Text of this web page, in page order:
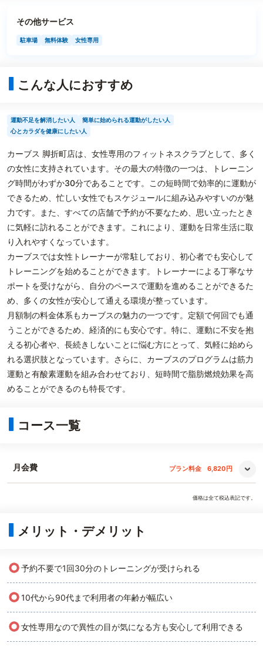
その他サービス
駐車場 無料体験 女性専用
こんな人におすすめ
運動不足を解消したい人
簡単に始められる運動がしたい人
心とカラダを健康にしたい人
カーブス 脚折町店は、女性専用のフィットネスクラブとして、多く
の女性に支持されています。その最大の特徴の一つは、トレーニン
グ時間がわずか30分であることです。この短時間で効率的に運動が
できるため、忙しい女性でもスケジュールに組み込みやすいのが魅
力です。また、すべての店舗で予約が不要なため、思い立ったとき
に気軽に訪れることができます。これにより、運動を日常生活に取
り入れやすくなっています。
カーブスでは女性トレーナーが常駐しており、初心者でも安心して
トレーニングを始めることができます。トレーナーによる丁寧なサ
ポートを受けながら、自分のペースで運動を進めることができるた
め、多くの女性が安心して通える環境が整っています。
月額制の料金体系もカーブスの魅力の一つです。定額で何回でも通
うことができるため、経済的にも安心です。特に、運動に不安を抱
える初心者や、長続きしないことに悩む方にとって、気軽に始めら
れる選択肢となっています。さらに、カーブスのプログラムは筋力
運動と有酸素運動を組み合わせており、短時間で脂肪燃焼効果を高
めることができるのも特長です。
コース一覧
月会費 プラン料金 6,820円
価格は全て税込表記です。
メリット・デメリット
○予約不要で1回30分のトレーニングが受けられる
○10代から90代まで利用者の年齢が幅広い
○女性専用なので異性の目が気になる方も安心して利用できる